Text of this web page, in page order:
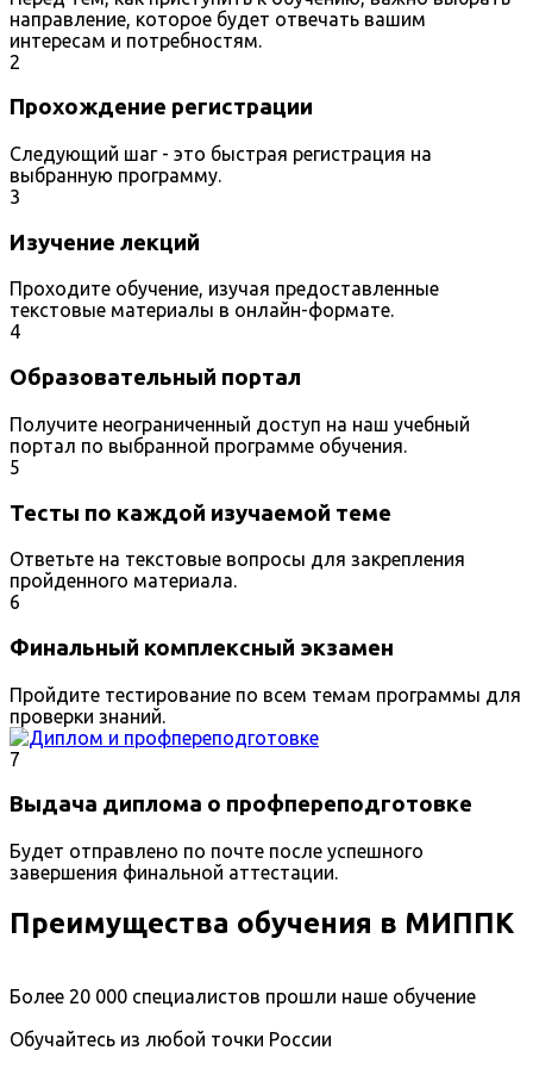
направление, которое будет отвечать вашим
интересам и потребностям.
2
Прохождение регистрации
Следующий шаг - это быстрая регистрация на
выбранную программу.
3
Изучение лекций
Проходите обучение, изучая предоставленные
текстовые материалы в онлайн-формате.
4
Образовательный портал
Получите неограниченный доступ на наш учебный
портал по выбранной программе обучения.
5
Тесты по каждой изучаемой теме
Ответьте на текстовые вопросы для закрепления
пройденного материала.
6
Финальный комплексный экзамен
Пройдите тестирование по всем темам программы для
проверки знаний.
7
Выдача диплома о профпереподготовке
Будет отправлено по почте после успешного
завершения финальной аттестации.
Преимущества обучения в МИППК
Более 20 000 специалистов прошли наше обучение
Обучайтесь из любой точки России